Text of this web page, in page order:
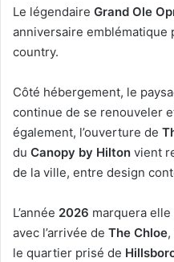
Le légendaire Grand Ole
anniversaire emblématique
country.
Côté hébergement, le
continue de se renouveler
également, l’ouverture de
du Canopy by Hilton vient
de la ville, entre design
L’année 2026 marquera
avec l’arrivée de The Chloe
le quartier prisé de